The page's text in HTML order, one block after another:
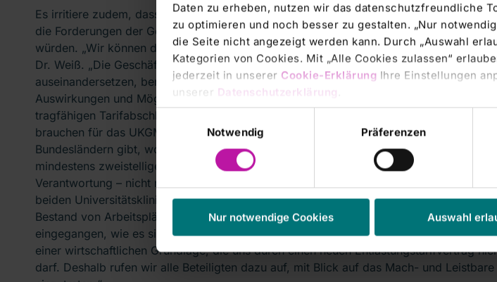
Daten zu erheben, nutzen wir das datenschutzfreundliche
zu optimieren und noch besser zu gestalten. „Nur
die Seite nicht angezeigt werden kann. Durch „Auswahl
Kategorien von Cookies. Mit „Alle Cookies zulassen“
jederzeit in unserer Cookie-Erklärung Ihre Einstellungen
unserer Datenschutzerklärung
Einwilligungsauswahl
Notwendig
Präferenzen
Nur notwendige Cookies Auswahl
Es irritiere zudem, dass ver.di meine, für eine Einigung mit dem 24. März eine Frist
die Forderungen der Gewerkschaft zu Personalbesetzung und Belastungsausgleich
würden. „Wir können den jetzigen Warnstreikaufruf und die Fristsetzung demzufolge
Dr. Weiß. „Die Geschäftsführung wird sich selbstverständlich mit den
auseinandersetzen, benötigt dafür aber angemessen Zeit zur Bewertung und
Auswirkungen und Möglichkeiten. In nur wenigen Tagen nach Vorstellung der
tragfähigen Tarifabschluss zu kommen, stellt eine gewaltige, kaum umsetzbare
brauchen für das UKGM Lösungen, die berücksichtigen, dass es bei uns keine
Bundesländern gibt, wodurch an den anderen Universitätsklinikstandorten mit
mindestens zweistellige Millionendefizite ausgeglichen wurden. Wir tragen gemeinsam
Verantwortung – nicht nur für unsere Patientinnen und Patienten, sondern auch für die
beiden Universitätskliniken. Mit der ‘Zukunftsvereinbarung Plus‘ sind wir gerade erst
Bestand von Arbeitsplätzen, zum Verbot von Ausgliederungen und zur Übernahme von
eingegangen, wie es sie an keinem anderen deutschen Universitätsklinikum gibt.
einer wirtschaftlichen Grundlage, die uns durch einen neuen Entlastungstarifvertrag
darf. Deshalb rufen wir alle Beteiligten dazu auf, mit Blick auf das Mach- und Leistbare